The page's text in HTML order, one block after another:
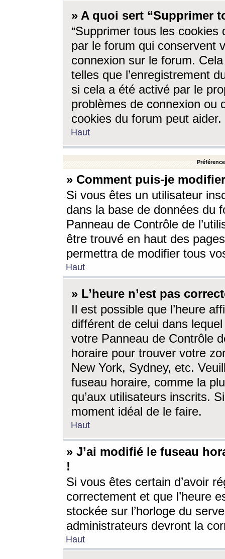
» A quoi sert “Supprimer
“Supprimer tous les cookies
par le forum qui conservent
connexion sur le forum.
telles que l’enregistrement
si cela a été activé par le
problèmes de connexion ou
cookies du forum peut aider.
Haut
» Comment puis-je
Si vous êtes un utilisateur
dans la base de données du
Panneau de Contrôle de
être trouvé en haut des
permettra de modifier tous
Haut
» L’heure n’est pas
Il est possible que l’heure
différent de celui dans
votre Panneau de Contrôle
horaire pour trouver votre
New York, Sydney, etc.
fuseau horaire, comme la
qu’aux utilisateurs inscrits.
moment idéal de le faire.
Haut
» J’ai modifié le fuseau
!
Si vous êtes certain d’avoir
correctement et que l’heure
stockée sur l’horloge du
administrateurs devront la
Haut